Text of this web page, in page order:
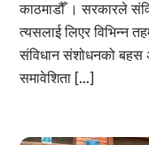
काठमाडौँ । सरकारले
त्यसलाई लिएर विभिन्न
संविधान संशोधनको बहस
समावेशिता […]